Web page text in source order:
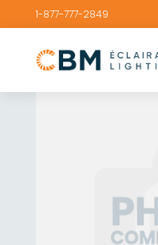
1-877-777-2849